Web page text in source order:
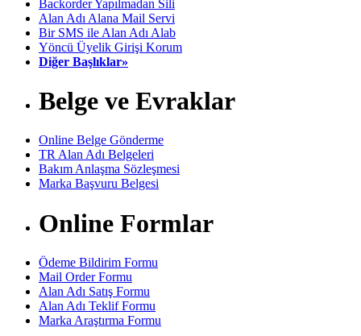
Backorder Yapılmadan Sili
Alan Adı Alana Mail Servi
Bir SMS ile Alan Adı Alab
Yöncü Üyelik Girişi Korum
Diğer Başlıklar»
Belge ve Evraklar
Online Belge Gönderme
TR Alan Adı Belgeleri
Bakım Anlaşma Sözleşmesi
Marka Başvuru Belgesi
Online Formlar
Ödeme Bildirim Formu
Mail Order Formu
Alan Adı Satış Formu
Alan Adı Teklif Formu
Marka Araştırma Formu